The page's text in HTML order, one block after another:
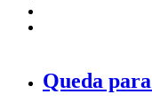
Queda